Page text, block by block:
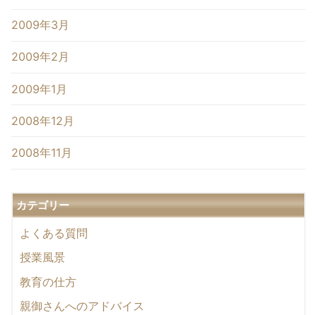
2009年3月
2009年2月
2009年1月
2008年12月
2008年11月
カテゴリー
よくある質問
授業風景
教育の仕方
親御さんへのアドバイス